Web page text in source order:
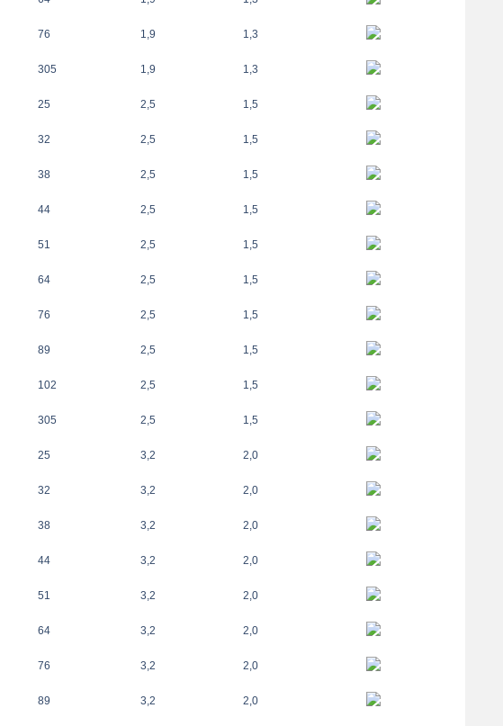
76 1,9 1,3
305 1,9 1,3
25 2,5 1,5
32 2,5 1,5
38 2,5 1,5
44 2,5 1,5
51 2,5 1,5
64 2,5 1,5
76 2,5 1,5
89 2,5 1,5
102 2,5 1,5
305 2,5 1,5
25 3,2 2,0
32 3,2 2,0
38 3,2 2,0
44 3,2 2,0
51 3,2 2,0
64 3,2 2,0
76 3,2 2,0
89 3,2 2,0